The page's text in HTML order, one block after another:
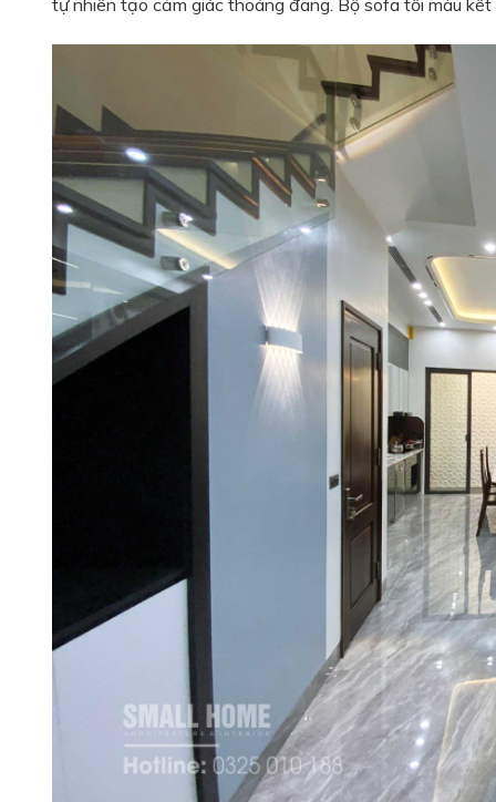
tự nhiên tạo cảm giác thoáng đãng. Bộ sofa tối màu